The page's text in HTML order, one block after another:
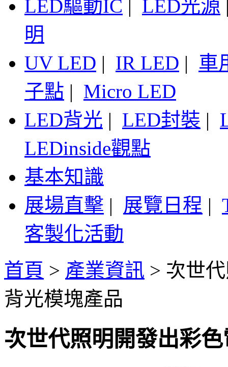
LED驅動IC | LED光源
明
UV LED | IR LED | 車
子點 | Micro LED
LED背光 | LED封裝 |
LEDinside觀點
基本知識
展場直擊 | 展覽日程 |
客製化活動
首頁 > 產業資訊 > 次世
背光模塊產品
次世代照明開發出彩